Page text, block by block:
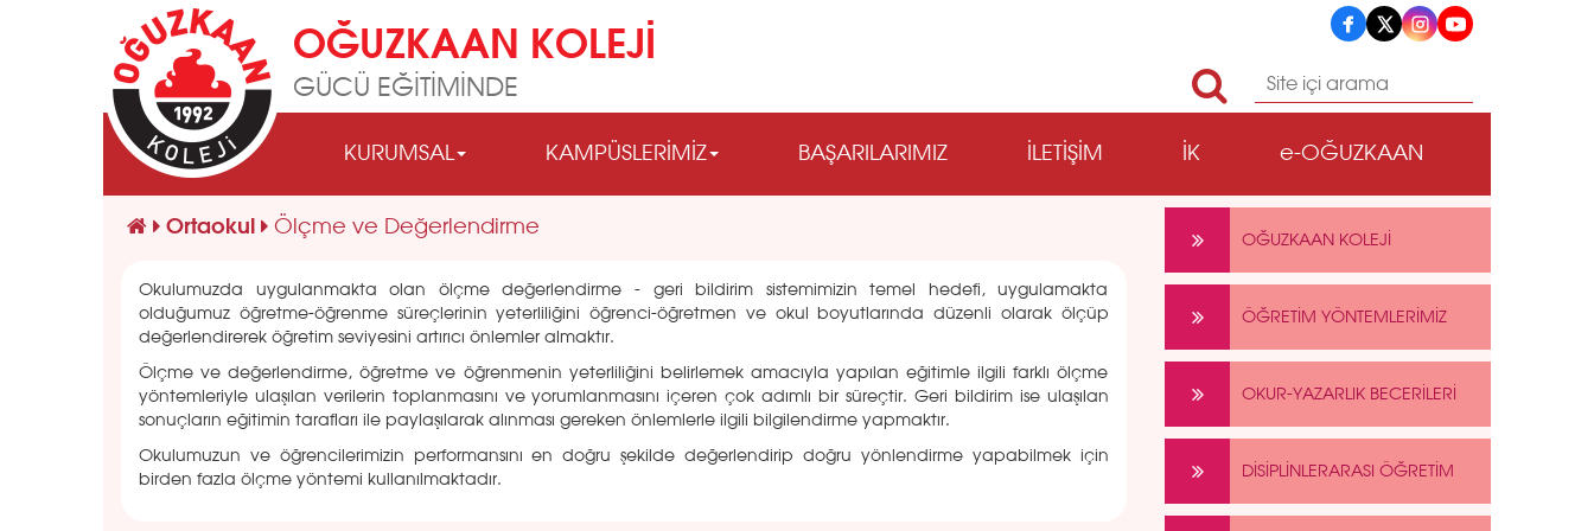
OĞUZKAAN KOLEJİ
GÜCÜ EĞİTİMİNDE
KURUMSAL KAMPÜSLERİMİZ BAŞARILARIMIZ İLETİŞİM İK e-OĞUZKAAN
Ortaokul Ölçme ve Değerlendirme
Okulumuzda uygulanmakta olan ölçme değerlendirme - geri bildirim sistemimizin temel hedefi, uygulamakta
olduğumuz öğretme-öğrenme süreçlerinin yeterliliğini öğrenci-öğretmen ve okul boyutlarında düzenli olarak ölçüp
değerlendirerek öğretim seviyesini artırıcı önlemler almaktır.
Ölçme ve değerlendirme, öğretme ve öğrenmenin yeterliliğini belirlemek amacıyla yapılan eğitimle ilgili farklı ölçme
yöntemleriyle ulaşılan verilerin toplanmasını ve yorumlanmasını içeren çok adımlı bir süreçtir. Geri bildirim ise ulaşılan
sonuçların eğitimin tarafları ile paylaşılarak alınması gereken önlemlerle ilgili bilgilendirme yapmaktır.
Okulumuzun ve öğrencilerimizin performansını en doğru şekilde değerlendirip doğru yönlendirme yapabilmek için
birden fazla ölçme yöntemi kullanılmaktadır.
OĞUZKAAN KOLEJİ
ÖĞRETİM YÖNTEMLERİMİZ
OKUR-YAZARLIK BECERİLERİ
DİSİPLİNLERARASI ÖĞRETİM